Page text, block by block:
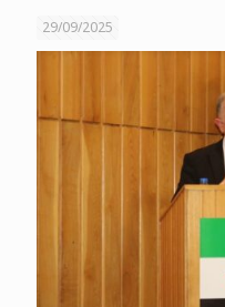
29/09/2025